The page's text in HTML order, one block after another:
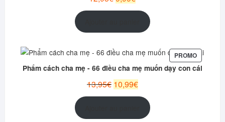
actuel
est :
PROMOPRODUIT
EN
Phẩm cách cha mẹ - 66 điều cha mẹ muốn dạy con cái
13,95€ Le
prix
10,99€Le
prix
actuel
est :